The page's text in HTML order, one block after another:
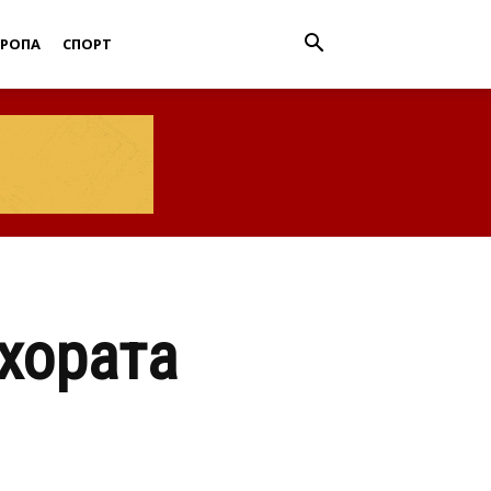
СПОРТ